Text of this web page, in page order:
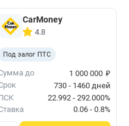
в итоге можно
CarMoney
4.8
Под залог ПТС
до 1 000 000 ₽
730 - 1460 дней
22.992 - 292.000%
0.06 - 0.8%